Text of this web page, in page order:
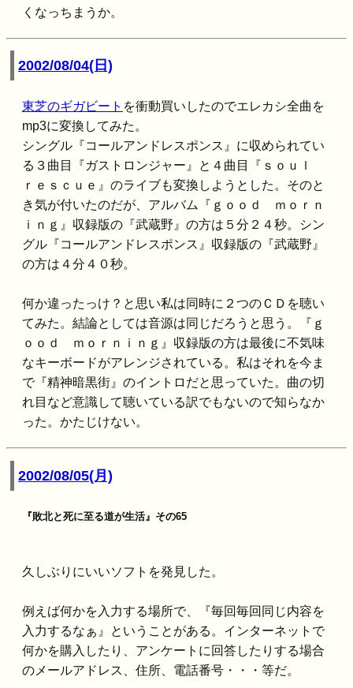
くなっちまうか。
2002/08/04(日)
東芝のギガビート を衝動買いしたのでエレカシ全曲を
mp3に変換してみた。
シングル『コールアンドレスポンス』に収められてい
る３曲目『ガストロンジャー』と４曲目『ｓｏｕｌ
ｒｅｓｃｕｅ』のライブも変換しようとした。そのと
き気が付いたのだが、アルバム『ｇｏｏｄ ｍｏｒｎ
ｉｎｇ』収録版の『武蔵野』の方は５分２４秒。シン
グル『コールアンドレスポンス』収録版の『武蔵野』
の方は４分４０秒。
何か違ったっけ？と思い私は同時に２つのＣＤを聴い
てみた。結論としては音源は同じだろうと思う。『ｇ
ｏｏｄ ｍｏｒｎｉｎｇ』収録版の方は最後に不気味
なキーボードがアレンジされている。私はそれを今ま
で『精神暗黒街』のイントロだと思っていた。曲の切
れ目など意識して聴いている訳でもないので知らなか
った。かたじけない。
2002/08/05(月)
『敗北と死に至る道が生活』その65
久しぶりにいいソフトを発見した。
例えば何かを入力する場所で、『毎回毎回同じ内容を
入力するなぁ』ということがある。インターネットで
何かを購入したり、アンケートに回答したりする場合
のメールアドレス、住所、電話番号・・・等だ。